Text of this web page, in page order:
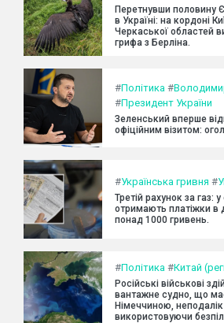
Перетнувши половину
в Україні: на кордоні
Черкаської областей
грифа з Берліна.
#Політика #
#Президент України
Зеленський вперше
офіційним візитом:
#Українська гривня #
Третій рахунок за газ: у
отримають платіжки в
понад 1000 гривень.
#Політика #Китай
Російські військові
вантажне судно, що
Німеччиною, неподалік
використовуючи